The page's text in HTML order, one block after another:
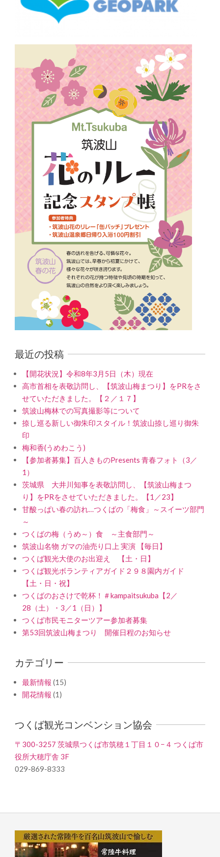
最近の投稿
【開花状況】令和8年3月5日（木）現在
高市首相を表敬訪問し、【筑波山梅まつり】をPRをさ
せていただきました。【２／１７】
筑波山梅林での写真撮影等について
捺し巡る新しい御朱印スタイル！筑波山捺し巡り御朱
印
梅和香(うめわこう)
【参加者募集】百人きものPresents 青春フォト（3／
1）
茨城県 大井川知事を表敬訪問し、【筑波山梅まつ
り】をPRをさせていただきました。【1／23】
甘酸っぱい春の訪れ…つくばの「梅食」～スイーツ部門
～
つくばの梅（うめ～）食 ～主食部門～
筑波山名物 ガマの油売り口上 実演 【毎日】
つくば観光大使のお出迎え 【土・日】
つくば観光ボランティアガイド２９８園内ガイド
【土・日・祝】
つくばのおさけで乾杯！＃kampaitsukuba【2／
28（土）・3／1（日）】
つくば市民モニターツアー参加者募集
第53回筑波山梅まつり 開催日程のお知らせ
カテゴリー
最新情報 (15)
開花情報 (1)
つくば観光コンベンション協会
〒300-3257 茨城県つくば市筑穂１丁目１０−４ つくば市
役所大穂庁舎 3F
029-869-8333